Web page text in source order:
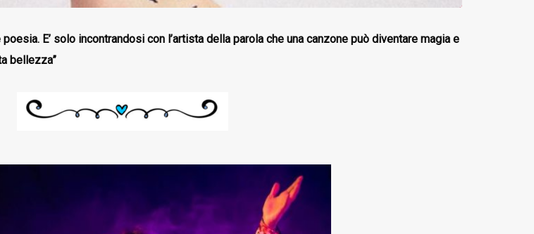
E’ solo incontrandosi con l’artista della parola che una canzone può diventare magia e
bellezza”